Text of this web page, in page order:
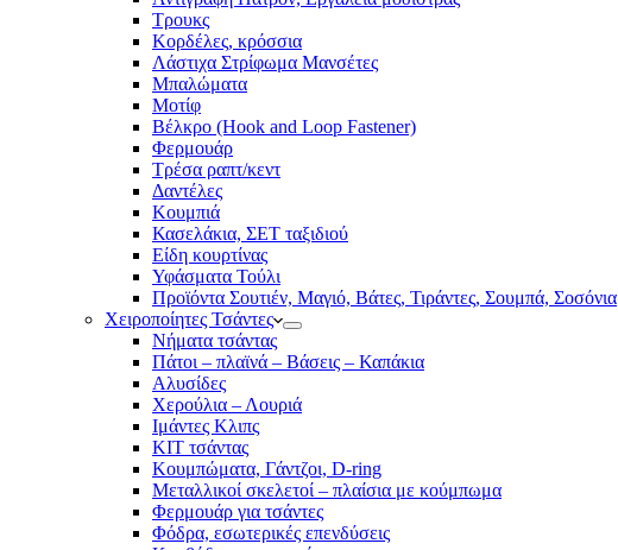
Τρουκς
Κορδέλες, κρόσσια
Λάστιχα Στρίφωμα Μανσέτες
Μπαλώματα
Mοτίφ
Βέλκρο (Hook and Loop Fastener)
Φερμουάρ
Τρέσα ραπτ/κεντ
Δαντέλες
Κουμπιά
Κασελάκια, ΣΕΤ ταξιδιού
Είδη κουρτίνας
Υφάσματα Τούλι
Προϊόντα Σουτιέν, Μαγιό, Βάτες, Τιράντες, Σουμπά, Σοσόνια
Χειροποίητες Τσάντες
Νήματα τσάντας
Πάτοι – πλαϊνά – Βάσεις – Καπάκια
Αλυσίδες
Χερούλια – Λουριά
Ιμάντες Κλιπς
ΚΙΤ τσάντας
Κουμπώματα, Γάντζοι, D-ring
Μεταλλικοί σκελετοί – πλαίσια με κούμπωμα
Φερμουάρ για τσάντες
Φόδρα, εσωτερικές επενδύσεις